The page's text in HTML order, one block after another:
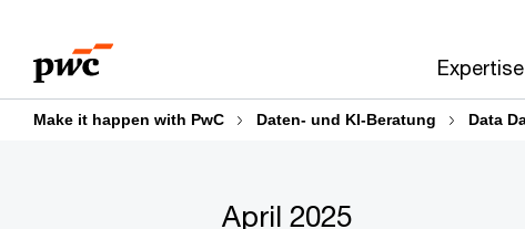
content
footer
Expertise
Make it happen with PwC Daten- und KI-Beratung Data
April 2025